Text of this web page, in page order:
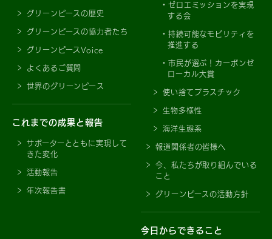
グリーンピースの歴史
グリーンピースの協力者たち
グリーンピースVoice
よくあるご質問
世界のグリーンピース
これまでの成果と報告
サポーターとともに実現して
きた変化
活動報告
年次報告書
ゼロエミッションを実現
する会
持続可能なモビリティを
推進する
市民が選ぶ！カーボンゼ
ローカル大賞
使い捨てプラスチック
生物多様性
海洋生態系
報道関係者の皆様へ
今、私たちが取り組んでいる
こと
グリーンピースの活動方針
今日からできること